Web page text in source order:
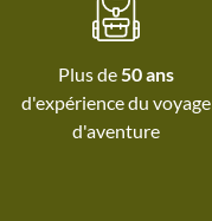
Plus de50 ans
d'expérience du voyage
d'aventure